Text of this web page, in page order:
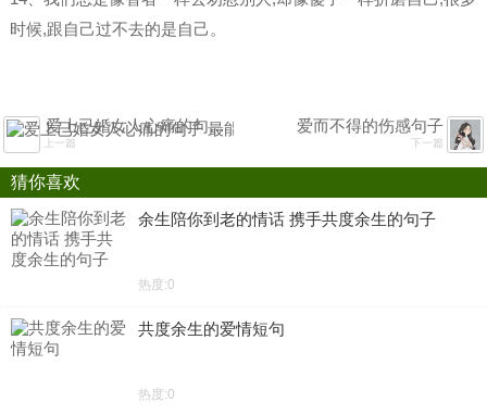
时候,跟自己过不去的是自己。
爱上已婚女人心痛的句子 最能感动已婚女人的话
上一篇
爱而不得的伤感句子
下一篇
猜你喜欢
余生陪你到老的情话 携手共度余生的句子
热度:0
共度余生的爱情短句
热度:0